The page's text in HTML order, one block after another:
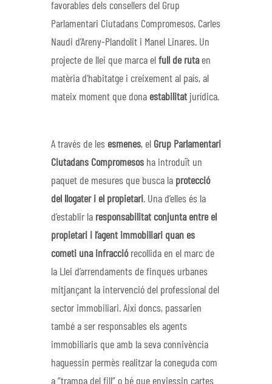
favorables dels consellers del Grup
Parlamentari Ciutadans Compromesos, Carles
Naudi d’Areny-Plandolit i Manel Linares. Un
projecte de llei que marca el full de rutaen
matèria d’habitatge i creixement al país, al
mateix moment que dona estabilitat jurídica.
A través de les esmenes, el Grup Parlamentari
Ciutadans Compromesos ha introduït un
paquet de mesures que busca la protecció
del llogater i el propietari. Una d’elles és la
d’establir la responsabilitat conjunta entre el
propietari i l’agent immobiliari quan es
cometi una infracciórecollida en el marc de
la Llei d’arrendaments de finques urbanes
mitjançant la intervenció del professional del
sector immobiliari. Així doncs, passarien
també a ser responsables els agents
immobiliaris que amb la seva connivència
haguessin permès realitzar la coneguda com
a “trampa del fill” o bé que enviessin cartes